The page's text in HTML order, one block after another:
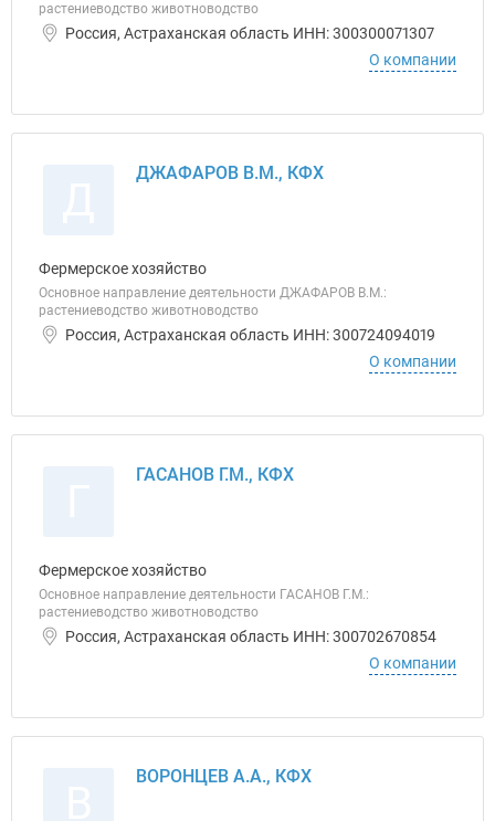
растениеводство животноводство
Россия, Астраханская область ИНН: 300300071307
О компании
ДЖАФАРОВ В.М., КФХ
Фермерское хозяйство
Основное направление деятельности ДЖАФАРОВ В.М.:
растениеводство животноводство
Россия, Астраханская область ИНН: 300724094019
О компании
ГАСАНОВ Г.М., КФХ
Фермерское хозяйство
Основное направление деятельности ГАСАНОВ Г.М.:
растениеводство животноводство
Россия, Астраханская область ИНН: 300702670854
О компании
ВОРОНЦЕВ А.А., КФХ